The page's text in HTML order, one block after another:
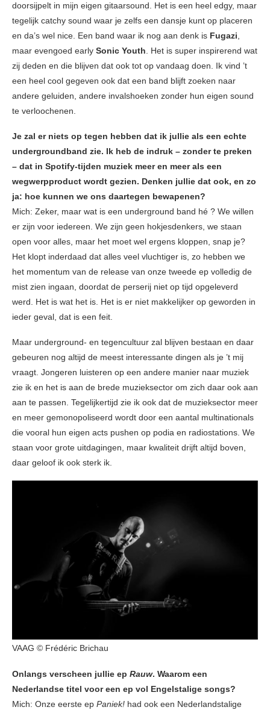
doorsijpelt in mijn eigen gitaarsound. Het is een heel edgy, maar
tegelijk catchy sound waar je zelfs een dansje kunt op placeren
en da’s wel nice. Een band waar ik nog aan denk is Fugazi
maar evengoed early Sonic Youth . Het is super inspirerend wat
zij deden en die blijven dat ook tot op vandaag doen. Ik vind ’t
een heel cool gegeven ook dat een band blijft zoeken naar
andere geluiden, andere invalshoeken zonder hun eigen sound
te verloochenen.
Je zal er niets op tegen hebben dat ik jullie als een echte
undergroundband zie. Ik heb de indruk – zonder te preken
– dat in Spotify-tijden muziek meer en meer als een
wegwerpproduct wordt gezien. Denken jullie dat ook, en zo
ja: hoe kunnen we ons daartegen bewapenen?
Mich: Zeker, maar wat is een underground band hé ? We willen
er zijn voor iedereen. We zijn geen hokjesdenkers, we staan
open voor alles, maar het moet wel ergens kloppen, snap je?
Het klopt inderdaad dat alles veel vluchtiger is, zo hebben we
het momentum van de release van onze tweede ep volledig de
mist zien ingaan, doordat de perserij niet op tijd opgeleverd
werd. Het is wat het is. Het is er niet makkelijker op geworden in
ieder geval, dat is een feit.
Maar underground- en tegencultuur zal blijven bestaan en daar
gebeuren nog altijd de meest interessante dingen als je ’t mij
vraagt. Jongeren luisteren op een andere manier naar muziek
zie ik en het is aan de brede muzieksector om zich daar ook aan
aan te passen. Tegelijkertijd zie ik ook dat de muzieksector meer
en meer gemonopoliseerd wordt door een aantal multinationals
die vooral hun eigen acts pushen op podia en radiostations. We
staan voor grote uitdagingen, maar kwaliteit drijft altijd boven,
daar geloof ik ook sterk ik.
VAAG © Frédéric Brichau
Onlangs verscheen jullie ep Rauw. Waarom een
Nederlandse titel voor een ep vol Engelstalige songs?
Mich: Onze eerste ep Paniek! had ook een Nederlandstalige